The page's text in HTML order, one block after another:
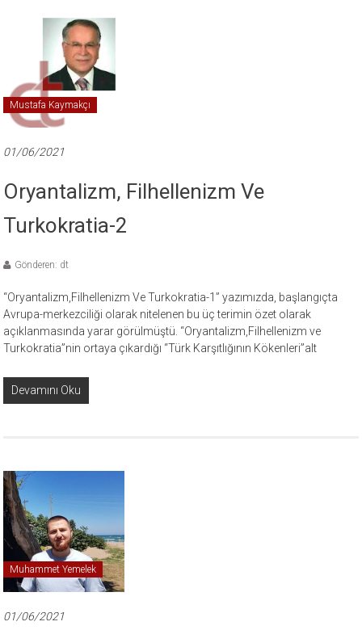
Mustafa Kaymakçı
01/06/2021
Oryantalizm, Filhellenizm Ve
Turkokratia-2
Gönderen: dt
“Oryantalizm,Filhellenizm Ve Turkokratia-1” yazımızda, başlangıçta
Avrupa-merkezciliği olarak nitelenen bu üç terimin özet olarak
açıklanmasında yarar görülmüştü. “Oryantalizm,Filhellenizm ve
Turkokratia”nin ortaya çıkardığı “Türk Karşıtlığının Kökenleri”alt
Devamını Oku
Muhammet Yemelek
01/06/2021